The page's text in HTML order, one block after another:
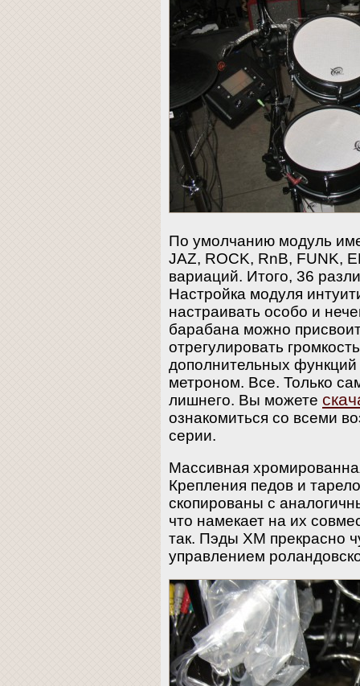
По умолчанию модуль
JAZ, ROCK, RnB, FUNK,
вариаций. Итого, 36
Настройка модуля
настраивать особо и
барабана можно
отрегулировать
дополнительных функций
метроном. Все. Только
лишнего. Вы можете
ознакомиться со всеми
серии.
Массивная
Крепления педов и
скопированы с
что намекает на их
так. Пэды XM прекрасно
управлением